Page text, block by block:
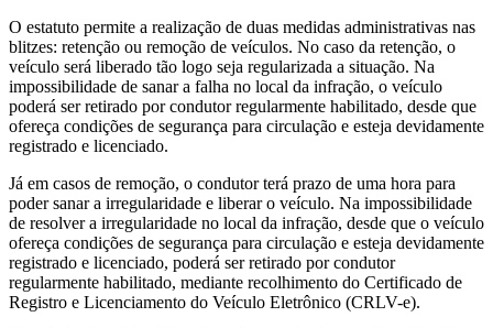
O estatuto permite a realização de duas medidas administrativas nas
blitzes: retenção ou remoção de veículos. No caso da retenção, o
veículo será liberado tão logo seja regularizada a situação. Na
impossibilidade de sanar a falha no local da infração, o veículo
poderá ser retirado por condutor regularmente habilitado, desde que
ofereça condições de segurança para circulação e esteja devidamente
registrado e licenciado.
Já em casos de remoção, o condutor terá prazo de uma hora para
poder sanar a irregularidade e liberar o veículo. Na impossibilidade
de resolver a irregularidade no local da infração, desde que o veículo
ofereça condições de segurança para circulação e esteja devidamente
registrado e licenciado, poderá ser retirado por condutor
regularmente habilitado, mediante recolhimento do Certificado de
Registro e Licenciamento do Veículo Eletrônico (CRLV-e).